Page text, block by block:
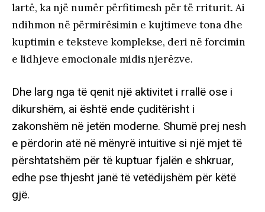
lartë, ka një numër përfitimesh për të rriturit. Ai
ndihmon në përmirësimin e kujtimeve tona dhe
kuptimin e teksteve komplekse, deri në forcimin
e lidhjeve emocionale midis njerëzve.
Dhe larg nga të qenit një aktivitet i rrallë ose i
dikurshëm, ai është ende çuditërisht i
zakonshëm në jetën moderne. Shumë prej nesh
e përdorin atë në mënyrë intuitive si një mjet të
përshtatshëm për të kuptuar fjalën e shkruar,
edhe pse thjesht janë të vetëdijshëm për këtë
gjë.